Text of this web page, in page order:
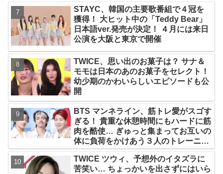
STAYC、韓国の主要歌番組で４冠を
獲得！ 大ヒット中の「Teddy Bear」
日本語ver.発売が決定！ ４月には来日
公演を大阪と東京で開催
TWICE、思い出のお菓子は？ サナ＆
モモは日本のあのお菓子をセレクト！
幼少期のかわいらしいエピソードも公
開
BTS マンネライン、筋トレ愛がスゴす
ぎる！ 貴重な休憩時間にもハードに筋
肉を酷使… ぎゅっと集まってお互いの
体に負荷をかけあう３人のトレーニン
グ風景がかわいすぎるとファンくぎづ
け
TWICE ツウィ、予想外のイタズラに
苦笑い… ちょっかいを出さずにはいら